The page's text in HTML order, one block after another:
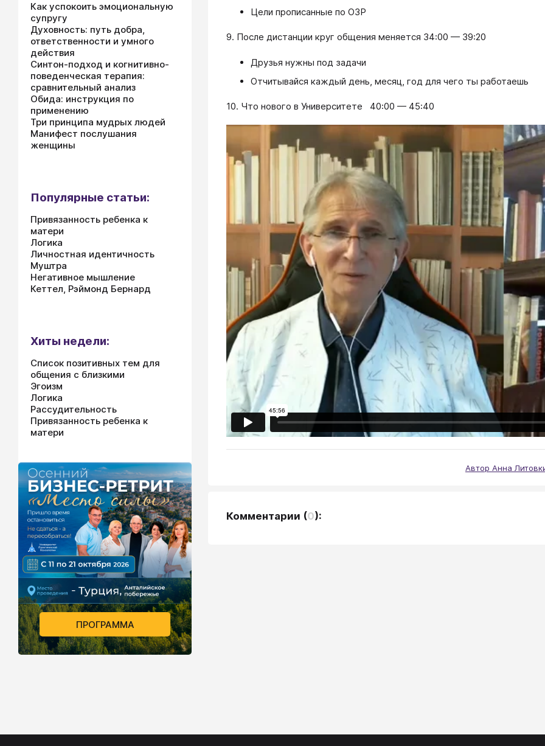
Цели прописанные по ОЗР
9. После дистанции круг общения меняется 34:00 — 39:20
Друзья нужны под задачи
Отчитывайся каждый день, месяц, год для чего ты работаешь
10. Что нового в Университете 40:00 — 45:40
Автор Анна
Комментарии (0):
Как успокоить эмоциональную
супругу
Духовность: путь добра,
ответственности и умного
действия
Синтон-подход и когнитивно-
поведенческая терапия:
сравнительный анализ
Обида: инструкция по
применению
Три принципа мудрых людей
Манифест послушания
женщины
Популярные статьи:
Привязанность ребенка к
матери
Логика
Личностная идентичность
Муштра
Негативное мышление
Кеттел, Рэймонд Бернард
Хиты недели:
Список позитивных тем для
общения с близкими
Эгоизм
Логика
Рассудительность
Привязанность ребенка к
матери
ПРОГРАММА